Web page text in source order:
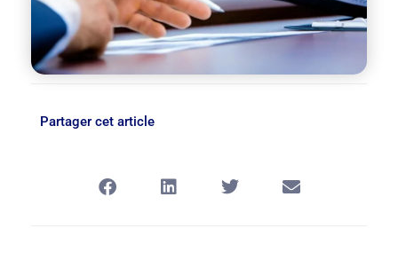
Partager cet article